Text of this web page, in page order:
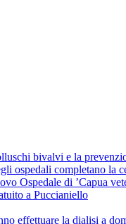
bivalvi e la
ospedali completano la
Ospedale di ’Capua
a Puccianiello
effettuare la dialisi a